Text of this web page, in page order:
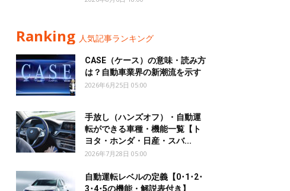
Ranking 人気記事ランキング
CASE（ケース）の意味・読み方
は？自動車業界の新潮流を示す
2026年6月25日 05:00
手放し（ハンズオフ）・自動運
転ができる車種・機能一覧【ト
ヨタ・ホンダ・日産・スバ...
2026年7月28日 05:00
自動運転レベルの定義【0･1･2･
3･4･5の機能・解説表付き】